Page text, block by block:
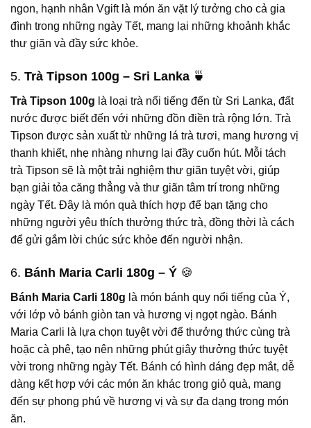
ngon, hạnh nhân Vgift là món ăn vặt lý tưởng cho cả gia
đình trong những ngày Tết, mang lại những khoảnh khắc
thư giãn và đầy sức khỏe.
5. Trà Tipson 100g – Sri Lanka 🍵
Trà Tipson 100g là loại trà nổi tiếng đến từ Sri Lanka, đất
nước được biết đến với những đồn điền trà rộng lớn. Trà
Tipson được sản xuất từ những lá trà tươi, mang hương vị
thanh khiết, nhẹ nhàng nhưng lại đầy cuốn hút. Mỗi tách
trà Tipson sẽ là một trải nghiệm thư giãn tuyệt vời, giúp
bạn giải tỏa căng thẳng và thư giãn tâm trí trong những
ngày Tết. Đây là món quà thích hợp để bạn tặng cho
những người yêu thích thưởng thức trà, đồng thời là cách
để gửi gắm lời chúc sức khỏe đến người nhận.
6. Bánh Maria Carli 180g – Ý 🍪
Bánh Maria Carli 180g là món bánh quy nổi tiếng của Ý,
với lớp vỏ bánh giòn tan và hương vị ngọt ngào. Bánh
Maria Carli là lựa chọn tuyệt vời để thưởng thức cùng trà
hoặc cà phê, tạo nên những phút giây thưởng thức tuyệt
vời trong những ngày Tết. Bánh có hình dáng đẹp mắt, dễ
dàng kết hợp với các món ăn khác trong giỏ quà, mang
đến sự phong phú về hương vị và sự đa dạng trong món
ăn.